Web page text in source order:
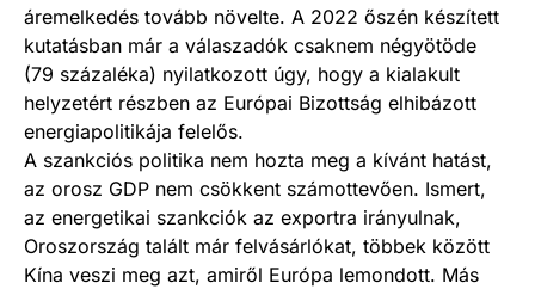
áremelkedés tovább növelte. A 2022 őszén készített
kutatásban már a válaszadók csaknem négyötöde
(79 százaléka) nyilatkozott úgy, hogy a kialakult
helyzetért részben az Európai Bizottság elhibázott
energiapolitikája felelős.
A szankciós politika nem hozta meg a kívánt hatást,
az orosz GDP nem csökkent számottevően. Ismert,
az energetikai szankciók az exportra irányulnak,
Oroszország talált már felvásárlókat, többek között
Kína veszi meg azt, amiről Európa lemondott. Más